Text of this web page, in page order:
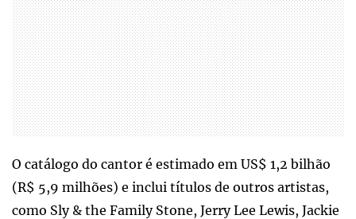
O catálogo do cantor é estimado em US$ 1,2 bilhão
(R$ 5,9 milhões) e inclui títulos de outros artistas,
como Sly & the Family Stone, Jerry Lee Lewis, Jackie